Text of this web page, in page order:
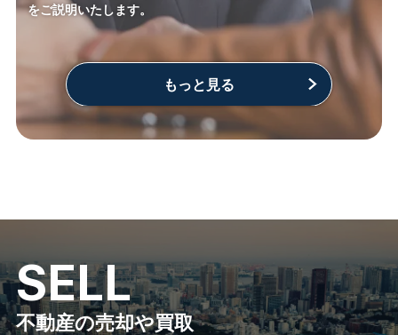
をご説明いたします。
もっと見る
SELL
不動産の売却や買取